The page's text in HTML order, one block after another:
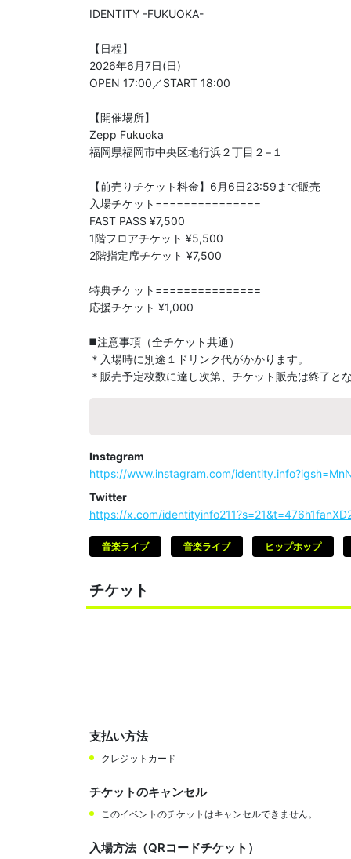
IDENTITY -FUKUOKA-
【日程】
2026年6月7日(日)
OPEN 17:00／START 18:00
【開催場所】
Zepp Fukuoka
福岡県福岡市中央区地行浜２丁目２−１
【前売りチケット料金】6月6日23:59まで販売
入場チケット===============
FAST PASS ¥7,500
1階フロアチケット ¥5,500
2階指定席チケット ¥7,500
特典チケット===============
応援チケット ¥1,000
◼️注意事項（全チケット共通）
＊入場時に別途１ドリンク代がかかります。
＊販売予定枚数に達し次第、チケット販売は終了とな
Instagram
https://www.instagram.com/
Twitter
https://x.com/
音楽ライブ 音楽ライブ ヒップホップ
チケット
支払い方法
クレジットカード
チケットのキャンセル
このイベントのチケットはキャンセルできません。
入場方法（QRコードチケット）